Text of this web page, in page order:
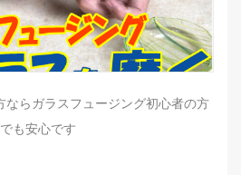
ならガラスフュージング初心者の方
でも安心です